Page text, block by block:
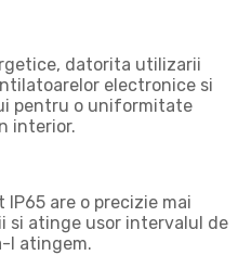
datorita utilizarii
electronice si
pentru o uniformitate
interior.
are o precizie mai
si atinge usor intervalul de
l atingem.